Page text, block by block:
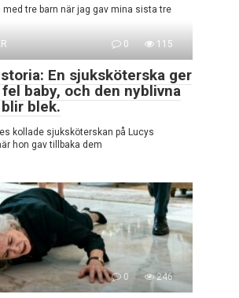
tre barn när jag gav mina sista tre
0 115
En sjuksköterska ger
baby, och den nyblivna
blek.
kollade sjuksköterskan på Lucys
hon gav tillbaka dem
0 246